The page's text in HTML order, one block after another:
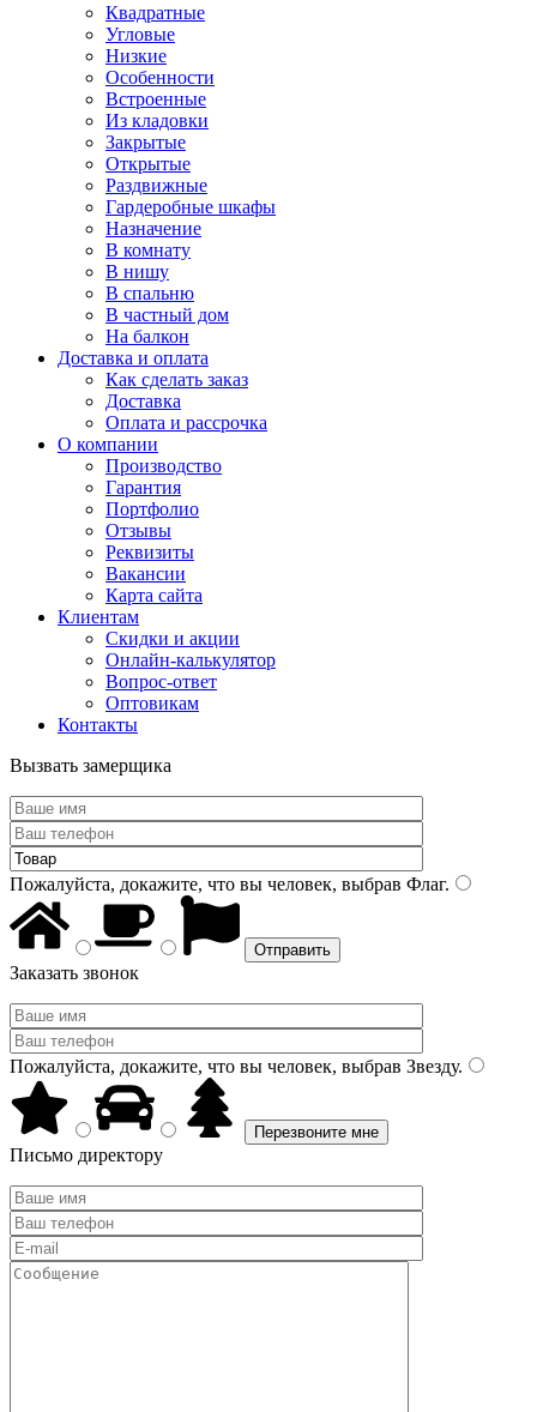
Квадратные
Угловые
Низкие
Особенности
Встроенные
Из кладовки
Закрытые
Открытые
Раздвижные
Гардеробные шкафы
Назначение
В комнату
В нишу
В спальню
В частный дом
На балкон
Доставка и оплата
Как сделать заказ
Доставка
Оплата и рассрочка
О компании
Производство
Гарантия
Портфолио
Отзывы
Реквизиты
Вакансии
Карта сайта
Клиентам
Скидки и акции
Онлайн-калькулятор
Вопрос-ответ
Оптовикам
Контакты
Вызвать замерщика
Пожалуйста, докажите, что вы человек, выбрав Флаг.
Заказать звонок
Пожалуйста, докажите, что вы человек, выбрав Звезду.
Письмо директору